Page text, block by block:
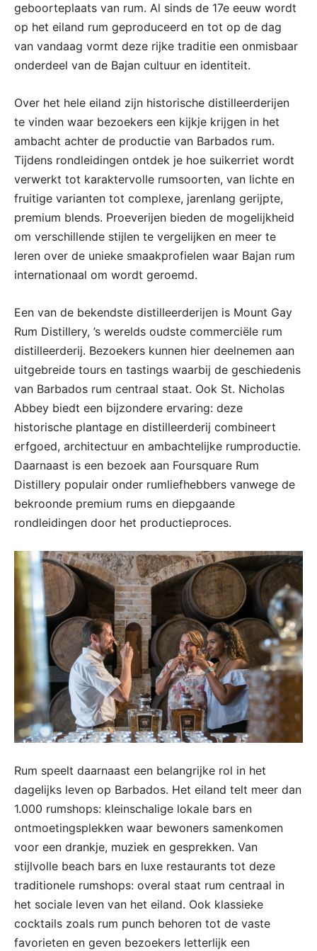
geboorteplaats van rum. Al sinds de 17e eeuw wordt
op het eiland rum geproduceerd en tot op de dag
van vandaag vormt deze rijke traditie een onmisbaar
onderdeel van de Bajan cultuur en identiteit.
Over het hele eiland zijn historische distilleerderijen
te vinden waar bezoekers een kijkje krijgen in het
ambacht achter de productie van Barbados rum.
Tijdens rondleidingen ontdek je hoe suikerriet wordt
verwerkt tot karaktervolle rumsoorten, van lichte en
fruitige varianten tot complexe, jarenlang gerijpte,
premium blends. Proeverijen bieden de mogelijkheid
om verschillende stijlen te vergelijken en meer te
leren over de unieke smaakprofielen waar Bajan rum
internationaal om wordt geroemd.
Een van de bekendste distilleerderijen is Mount Gay
Rum Distillery, ’s werelds oudste commerciële rum
distilleerderij. Bezoekers kunnen hier deelnemen aan
uitgebreide tours en tastings waarbij de geschiedenis
van Barbados rum centraal staat. Ook St. Nicholas
Abbey biedt een bijzondere ervaring: deze
historische plantage en distilleerderij combineert
erfgoed, architectuur en ambachtelijke rumproductie.
Daarnaast is een bezoek aan Foursquare Rum
Distillery populair onder rumliefhebbers vanwege de
bekroonde premium rums en diepgaande
rondleidingen door het productieproces.
Rum speelt daarnaast een belangrijke rol in het
dagelijks leven op Barbados. Het eiland telt meer dan
1.000 rumshops: kleinschalige lokale bars en
ontmoetingsplekken waar bewoners samenkomen
voor een drankje, muziek en gesprekken. Van
stijlvolle beach bars en luxe restaurants tot deze
traditionele rumshops: overal staat rum centraal in
het sociale leven van het eiland. Ook klassieke
cocktails zoals rum punch behoren tot de vaste
favorieten en geven bezoekers letterlijk een